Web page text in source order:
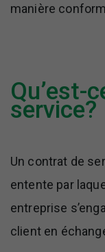
manière
Qu’est-
service?
Un contrat de
entente par
entreprise
client en